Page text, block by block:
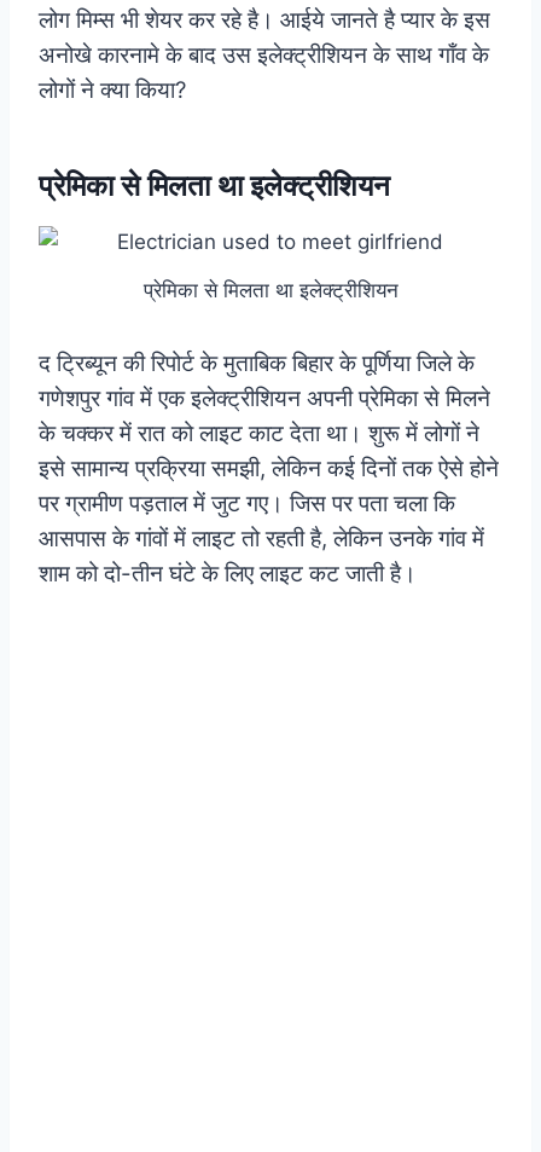
लोगमिम्स भी शेयर कर रहे है। आईये जानते है प्यार के इस
अनोखे कारनामे के बाद उस इलेक्ट्रीशियन के साथ गाँव के
लोगों ने क्या किया?
प्रेमिका से मिलता था इलेक्ट्रीशियन
प्रेमिका से मिलता था इलेक्ट्रीशियन
द ट्रिब्यून की रिपोर्ट के मुताबिक बिहार के पूर्णिया जिले के
गणेशपुर गांव में एक इलेक्ट्रीशियन अपनी प्रेमिका से मिलने
के चक्कर में रात को लाइट काट देता था। शुरू में लोगों ने
इसे सामान्य प्रक्रिया समझी, लेकिन कई दिनों तक ऐसे होने
पर ग्रामीण पड़ताल में जुट गए। जिस पर पता चला कि
आसपास के गांवों में लाइट तो रहती है, लेकिन उनके गांव में
शाम को दो-तीन घंटे के लिए लाइट कट जाती है।